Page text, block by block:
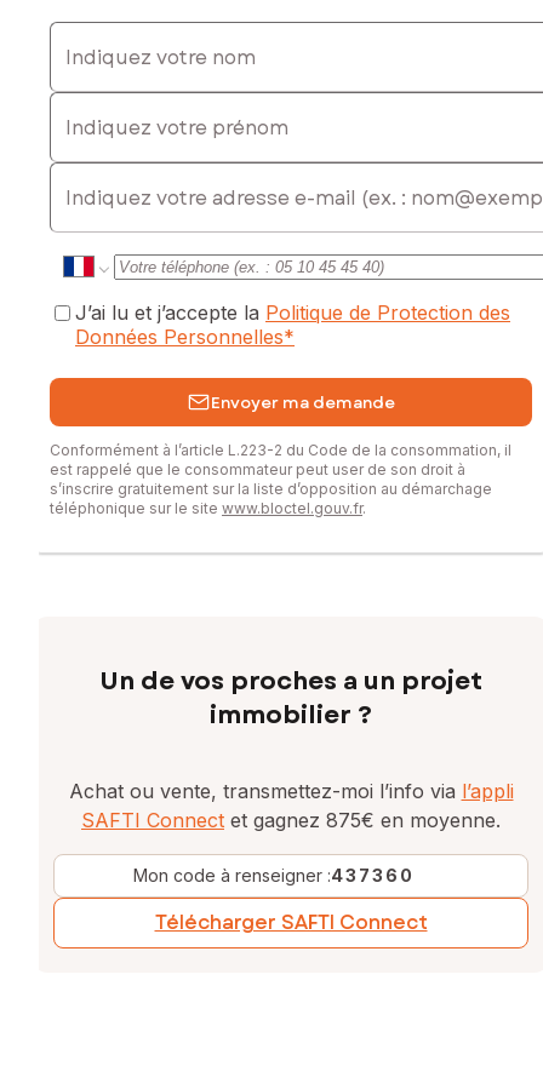
• Terrain de 2 107 m²
• Vue dégagée sur la campagne
• Jardin clos
• Plusieurs terrasses
• Vie de plain-pied possible
• Fort potentiel d'évolution et de valorisation
espace et confort ou une propriété à fort potentiel de
Une opportunité rare sur le marché vitréen.
Contactez-moi dès aujourd'hui pour organiser une visite et
découvrir tout le potentiel de cette propriété.
Les informations sur les risques auxquels ce bien est
exposé sont disponibles sur le site Géorisques :
www.georisques.gouv.fr
commercial immatriculé au RSAC de Rennes sous le numéro
Indiquez votre nom
Indiquez votre prénom
E-mail
J’ai lu et j’accepte la Politique de Protection des
Données Personnelles*
Envoyer ma demande
Conformément à l’article L.223-2 du Code de la consommation, il
est rappelé que le consommateur peut user de son droit à
s’inscrire gratuitement sur la liste d’opposition au démarchage
téléphonique sur le site www.bloctel.gouv.fr.
Un de vos proches a un projet
immobilier ?
Achat ou vente, transmettez-moi l’info via l’appli
SAFTI Connect et gagnez 875€ en moyenne.
Mon code à renseigner :437360
Télécharger SAFTI Connect